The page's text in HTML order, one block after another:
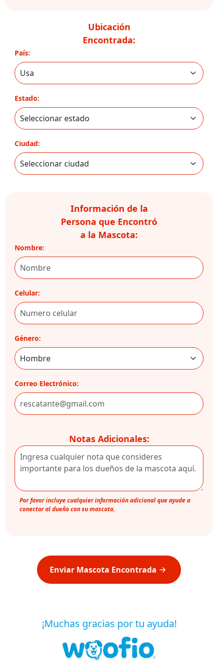
Ubicación
Encontrada:
País:
Estado:
Ciudad:
Información de la
Persona que Encontró
a la Mascota:
Nombre:
Celular:
Género:
Correo Electrónico:
Notas Adicionales:
Por favor incluye cualquier información adicional que ayude a
conectar al dueño con su mascota.
Enviar Mascota Encontrada
¡Muchas gracias por tu ayuda!